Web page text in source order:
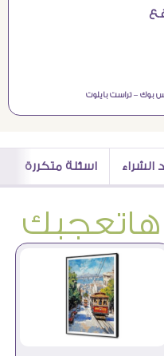
بوك –تراست بايلوت
اسئلة متكررة
هاتعجبك